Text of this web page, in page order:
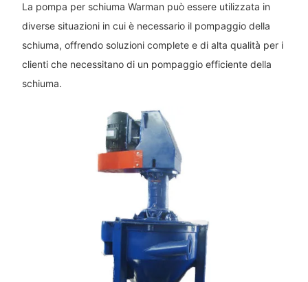
La pompa per schiuma Warman può essere utilizzata in
diverse situazioni in cui è necessario il pompaggio della
schiuma, offrendo soluzioni complete e di alta qualità per i
clienti che necessitano di un pompaggio efficiente della
schiuma.